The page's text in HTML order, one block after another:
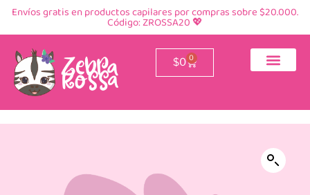
Envíos gratis en productos capilares por compras sobre $20.000.
Código: ZROSSA20 💖
$0 0